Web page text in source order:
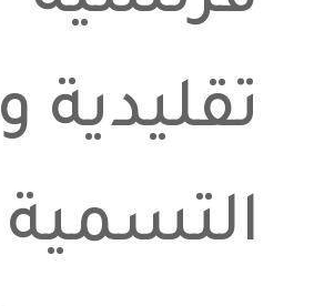
تقليدية و
التسمية